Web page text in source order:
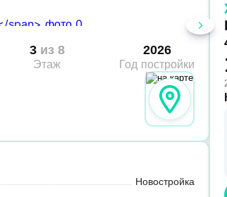
3 из 8
Этаж
2026
Год постройки
Новостройка